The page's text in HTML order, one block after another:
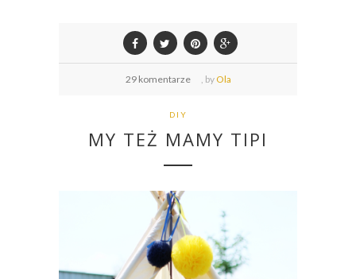
29 komentarze , by Ola
DIY
MY TEŻ MAMY TIPI